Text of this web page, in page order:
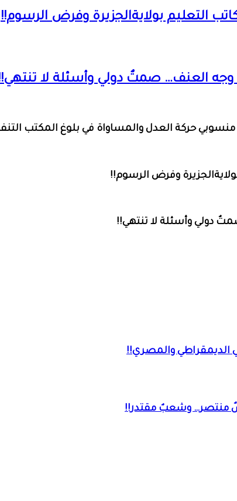
التعليم بولايةالجزيرة وفرض الرسوم!!
العنف… صمتٌ دولي وأسئلة لا
حركة العدل والمساواة في بلوغ المكتب
وفرض الرسوم!!
دولي وأسئلة لا تنتهي!!
منتصر… وشعبٌ مقتدر!!